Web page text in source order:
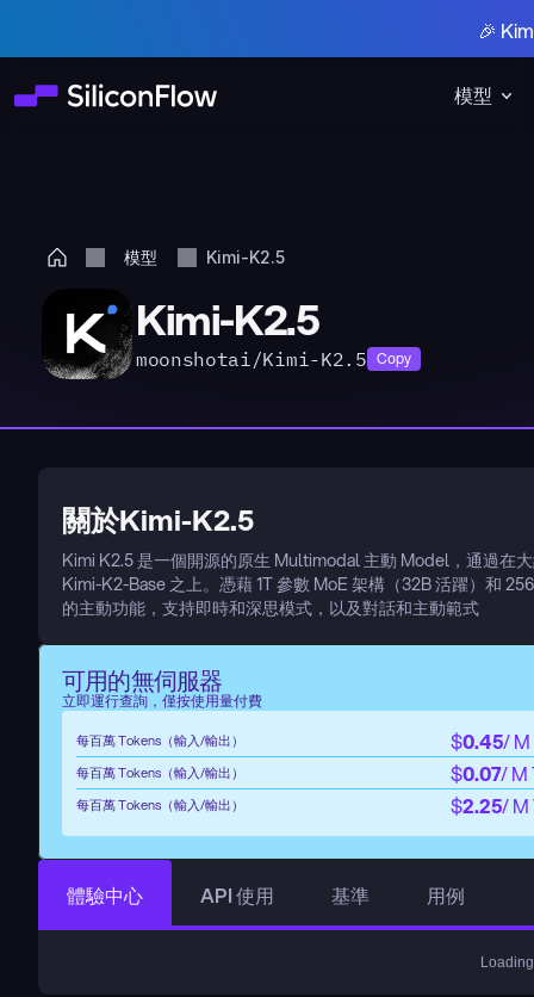
模型
🎉
模型 Kimi-K2.5
Kimi-K2.5
moonshotai/Kimi-K2.5 Copy
關於Kimi-K2.5
Kimi K2.5 是一個開源的原生 Multimodal 主動 Model，通過在
Kimi-K2-Base 之上。憑藉 1T 參數 MoE 架構（32B 活躍）和
的主動功能，支持即時和深思模式，以及對話和主動範式
可用的無伺服器
立即運行查詢，僅按使用量付費
每百萬 Tokens（輸入/輸出） $0.45/
每百萬 Tokens（輸入/輸出） $0.07/ M
每百萬 Tokens（輸入/輸出） $2.25/ M
體驗中心 API 使用 基準 用例